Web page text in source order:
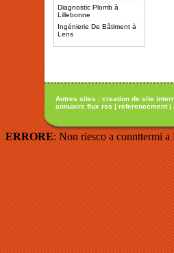
Diagnostic Plomb à
Lillebonne
Ingénierie De Bâtiment à
Lens
Autres sites : creation de site
annuaire flux rss | referencement|
ERRORE: Non riesco a connttermi